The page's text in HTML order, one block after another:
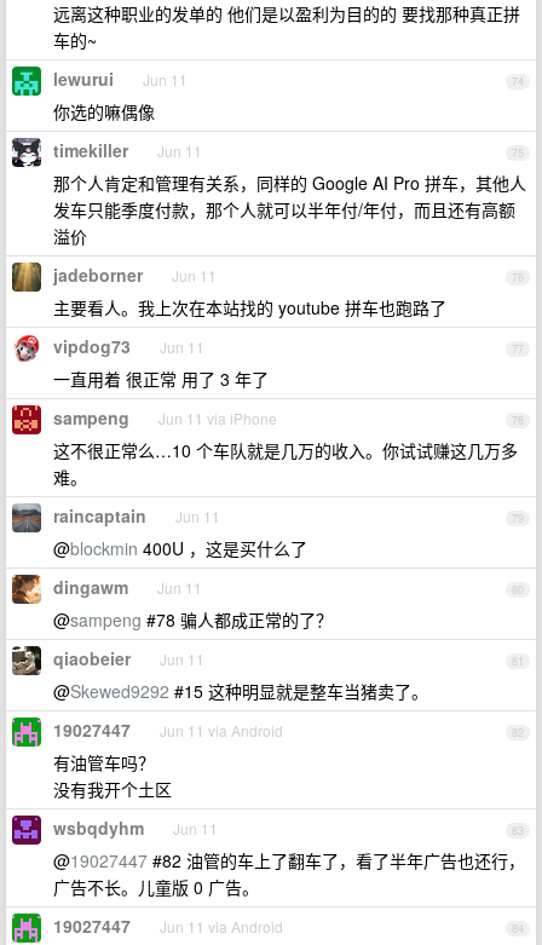
远离这种职业的发单的 他们是以盈利为目的的 要找那种真正拼
车的~
74
lewurui Jun 11
你选的嘛偶像
75
timekiller Jun 11
那个人肯定和管理有关系，同样的 Google AI Pro 拼车，其他人
发车只能季度付款，那个人就可以半年付/年付，而且还有高额
溢价
76
jadeborner Jun 11
主要看人。我上次在本站找的 youtube 拼车也跑路了
77
vipdog73 Jun 11
一直用着 很正常 用了 3 年了
78
sampeng Jun 11 via iPhone
这不很正常么…10 个车队就是几万的收入。你试试赚这几万多
难。
79
raincaptain Jun 11
@blockmin 400U ，这是买什么了
80
dingawm Jun 11
@sampeng #78 骗人都成正常的了？
81
qiaobeier Jun 11
@Skewed9292 #15 这种明显就是整车当猪卖了。
82
19027447 Jun 11 via Android
有油管车吗？
没有我开个土区
83
wsbqdyhm Jun 11
@19027447 #82 油管的车上了翻车了，看了半年广告也还行，
广告不长。儿童版 0 广告。
84
19027447 Jun 11 via Android